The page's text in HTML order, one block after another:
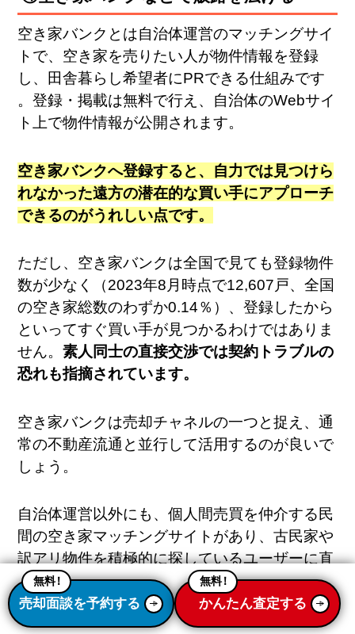
空き家バンクとは自治体運営のマッチングサイ
トで、空き家を売りたい人が物件情報を登録
し、田舎暮らし希望者にPRできる仕組みです​
。登録・掲載は無料で行え、自治体のWebサイ
ト上で物件情報が公開されます​。
空き家バンクへ登録すると、自力では見つけら
れなかった遠方の潜在的な買い手にアプローチ
できるのがうれしい点です。
ただし、空き家バンクは全国で見ても登録物件
数が少なく（2023年8月時点で12,607戸、全国
の空き家総数のわずか0.14％​）、登録したから
といってすぐ買い手が見つかるわけではありま
せん。素人同士の直接交渉では契約トラブルの
恐れも指摘されています。
空き家バンクは売却チャネルの一つと捉え、通
常の不動産流通と並行して活用するのが良いで
しょう。
自治体運営以外にも、個人間売買を仲介する民
間の空き家マッチングサイトがあり、古民家や
訳アリ物件を積極的に探しているユーザーに直
接訴求できます​。複数の販路を駆使し露出を最
大化することで、「買いたい」人に出会える確
率を高めましょう。
無料！
売却面談を予約する
無料！
かんたん査定する